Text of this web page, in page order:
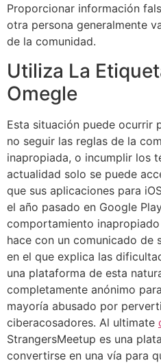
Proporcionar información
otra persona generalmente
de la comunidad.
Utiliza La
Omegle
Esta situación puede ocurrir
no seguir las reglas de la
inapropiada, o incumplir los
actualidad solo se puede
que sus aplicaciones para
el año pasado en Google
comportamiento
hace con un comunicado de
en el que explica las
una plataforma de esta
completamente anónimo
mayoría abusado por
ciberacosadores. Al ultimate
StrangersMeetup es una
convertirse en una vía para